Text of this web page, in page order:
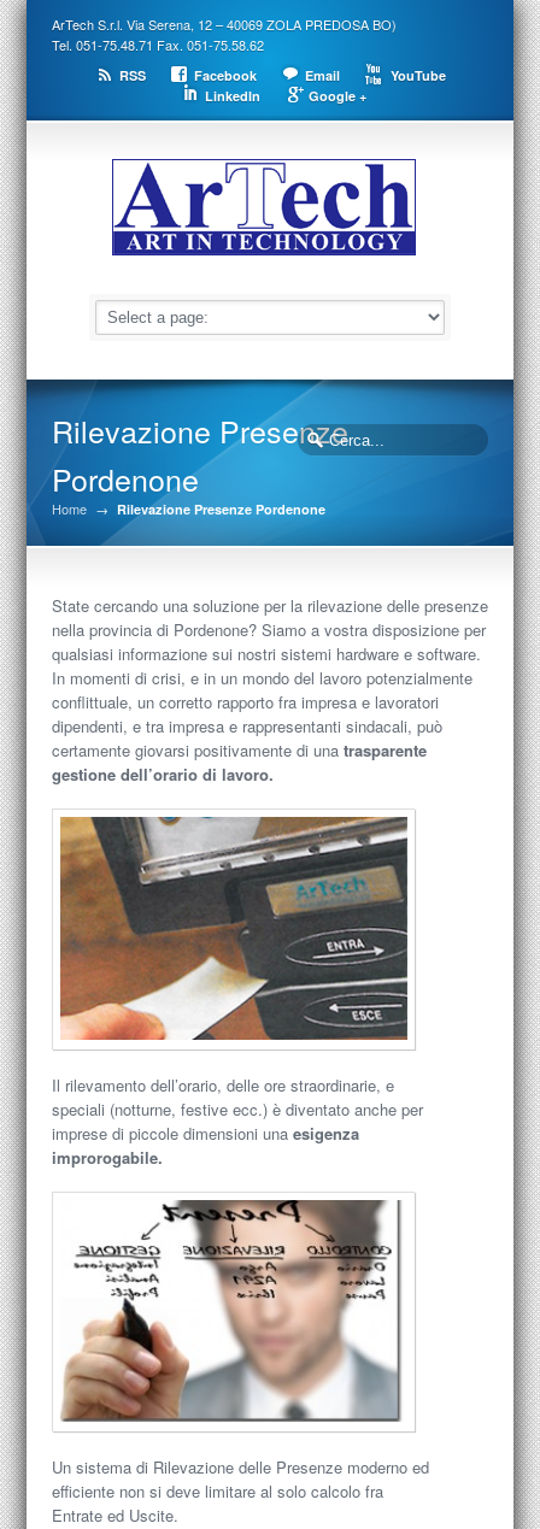
ArTech S.r.l. Via Serena, 12 – 40069 ZOLA PREDOSA BO)
Tel. 051-75.48.71 Fax. 051-75.58.62
RSS Facebook Email
YouTube
LinkedIn
Google +
Rilevazione Presenze
Pordenone
Home → Rilevazione Presenze Pordenone
State cercando una soluzione per la rilevazione delle presenze
nella provincia di Pordenone? Siamo a vostra disposizione per
qualsiasi informazione sui nostri sistemi hardware e software.
In momenti di crisi, e in un mondo del lavoro potenzialmente
conflittuale, un corretto rapporto fra impresa e lavoratori
dipendenti, e tra impresa e rappresentanti sindacali, può
certamente giovarsi positivamente di una trasparente
gestione dell’orario di lavoro.
Il rilevamento dell’orario, delle ore straordinarie, e
speciali (notturne, festive ecc.) è diventato anche per
imprese di piccole dimensioni una esigenza
improrogabile.
Un sistema di Rilevazione delle Presenze moderno ed
efficiente non si deve limitare al solo calcolo fra
Entrate ed Uscite.